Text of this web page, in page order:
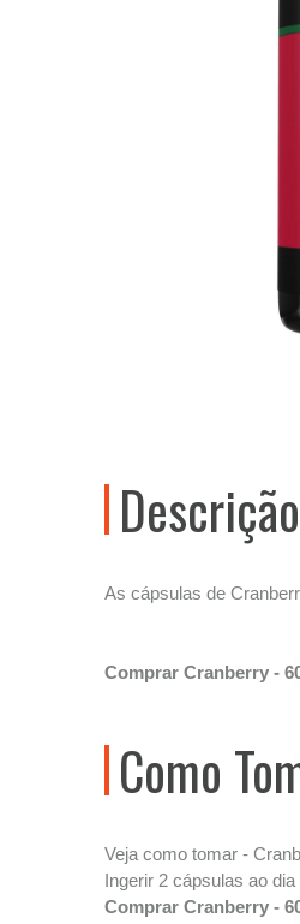
Descrição
As cápsulas de
Comprar Cranberry -
Como
Veja como tomar -
Ingerir 2 cápsulas ao
Comprar Cranberry -